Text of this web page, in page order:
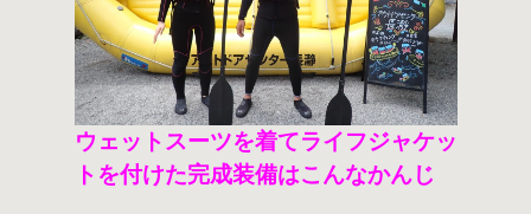
ウェットスーツを着てライフジャケッ
トを付けた完成装備はこんなかんじ